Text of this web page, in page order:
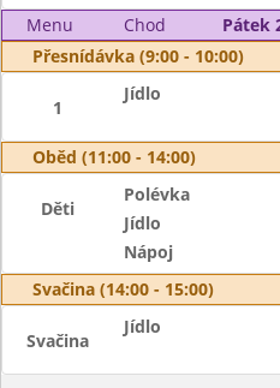
Menu Chod
Pátek
Přesnídávka (9:00 - 10:00)
1
Jídlo
Oběd (11:00 - 14:00)
Děti
Polévka
Jídlo
Nápoj
Svačina (14:00 - 15:00)
Svačina
Jídlo